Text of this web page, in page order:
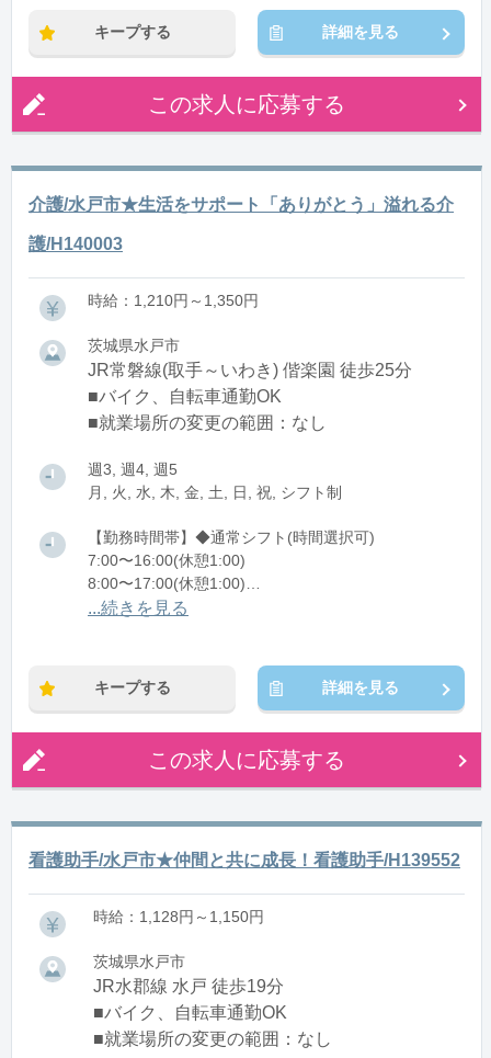
キープする 詳細を見る
この求人に応募する
介護/水戸市★生活をサポート「ありがとう」溢れる介
護/H140003
時給：1,210円～1,350円
茨城県水戸市
JR常磐線(取手～いわき) 偕楽園 徒歩25分
■バイク、自転車通勤OK
■就業場所の変更の範囲：なし
週3, 週4, 週5
月, 火, 水, 木, 金, 土, 日, 祝, シフト制
【勤務時間帯】◆通常シフト(時間選択可)
7:00〜16:00(休憩1:00)
8:00〜17:00(休憩1:00)
12:00〜21:00(休憩1:00)
...続きを見る
キープする 詳細を見る
この求人に応募する
看護助手/水戸市★仲間と共に成長！看護助手/H139552
時給：1,128円～1,150円
茨城県水戸市
JR水郡線 水戸 徒歩19分
■バイク、自転車通勤OK
■就業場所の変更の範囲：なし